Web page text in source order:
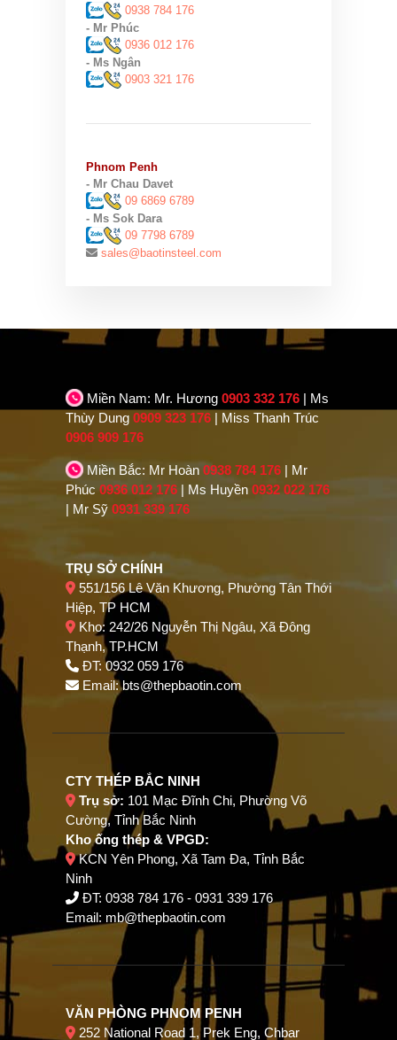
0938 784 176
- Mr Phúc
0936 012 176
- Ms Ngân
0903 321 176
Phnom Penh
- Mr Chau Davet
09 6869 6789
- Ms Sok Dara
09 7798 6789
sales@baotinsteel.com
Miền Nam: Mr. Hương 0903 332 176 | Ms
Thùy Dung 0909 323 176 | Miss Thanh Trúc
0906 909 176
Miền Bắc: Mr Hoàn 0938 784 176 | Mr
Phúc0936 012 176 | Ms Huyền 0932 022 176
| Mr Sỹ 0931 339 176
TRỤ SỞ CHÍNH
551/156 Lê Văn Khương, Phường Tân Thới
Hiệp, TP HCM
Kho: 242/26 Nguyễn Thị Ngâu, Xã Đông
Thạnh, TP.HCM
ĐT: 0932 059 176
Email:bts@thepbaotin.com
CTY THÉP BẮC NINH
Trụ sở: 101 Mạc Đĩnh Chi, Phường Võ
Cường, Tỉnh Bắc Ninh
Kho ống thép & VPGD:
KCN Yên Phong, Xã Tam Đa, Tỉnh Bắc
Ninh
ĐT: 0938 784 176 - 0931 339 176
Email: mb@thepbaotin.com
VĂN PHÒNG PHNOM PENH
252 National Road 1, Prek Eng, Chbar